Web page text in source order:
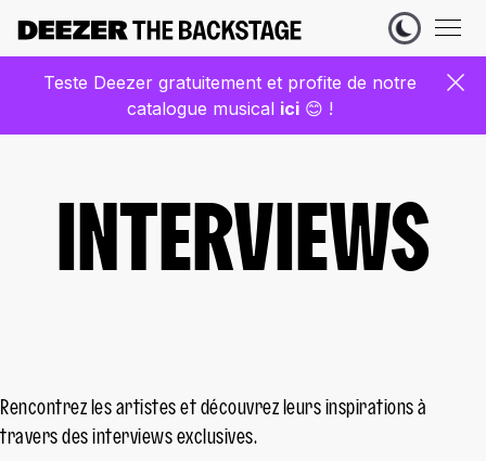
Teste Deezer gratuitement et profite de notre
catalogue musical ici 😊 !
INTERVIEWS
Rencontrez les artistes et découvrez leurs inspirations à
travers des interviews exclusives.